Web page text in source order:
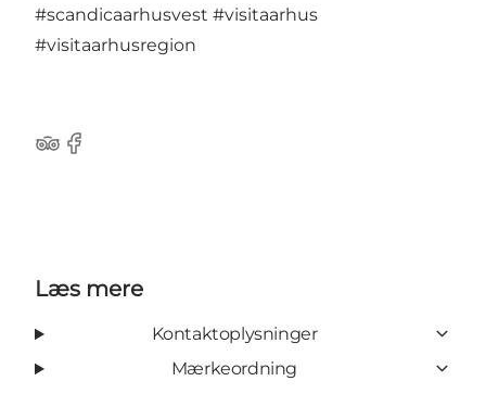
#scandicaarhusvest #visitaarhus
#visitaarhusregion
TripAdvisor
Facebook
Læs mere
Kontaktoplysninger
Mærkeordning